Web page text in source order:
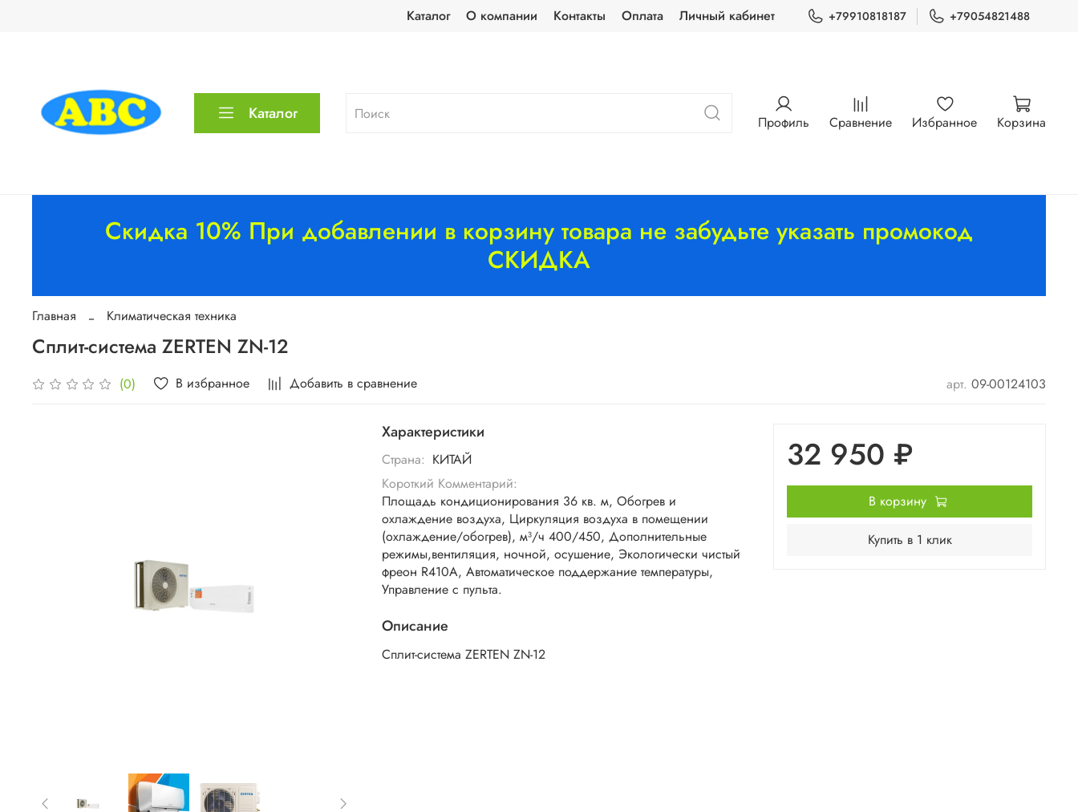
Каталог О компании Контакты Оплата Личный кабинет +79910818187 +79054821488
Каталог Профиль Сравнение Избранное Корзина
Скидка 10% При добавлении в корзину товара не забудьте указать промокод
СКИДКА
Главная Климатическая техника
Сплит-система ZERTEN ZN-12
(0) В избранное Добавить в сравнение арт. 09-00124103
Характеристики
Страна: КИТАЙ
Короткий Комментарий:
Площадь кондиционирования 36 кв. м, Обогрев и
охлаждение воздуха, Циркуляция воздуха в помещении
(охлаждение/обогрев), м³/ч 400/450, Дополнительные
режимы,вентиляция, ночной, осушение, Экологически чистый
фреон R410A, Автоматическое поддержание температуры,
Управление с пульта.
Описание
Сплит-система ZERTEN ZN-12
32 950 ₽
В корзину
Купить в 1 клик